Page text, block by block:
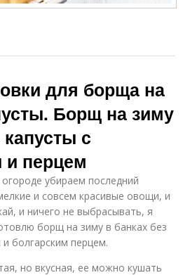
для борща на
Борщ на зиму
с
перцем
убираем последний
и совсем красивые овощи, и
и ничего не выбрасывать, я
борщ на зиму в банках без
болгарским перцем.
но вкусная, ее можно кушать